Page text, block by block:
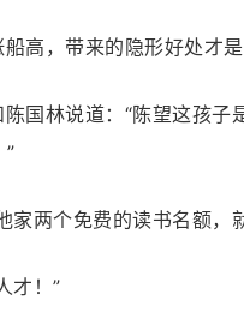
高，带来的隐形好处才是
国林说道：“陈望这孩
两个免费的读书名额，
才！”